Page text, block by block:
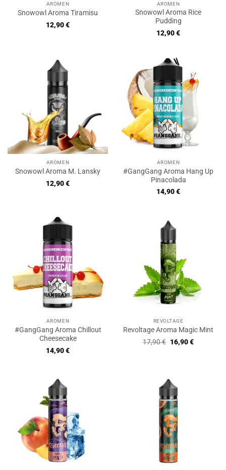
AROMEN
Snowowl Aroma Tiramisu
12,90€
AROMEN
Snowowl Aroma Rice
Pudding
12,90€
AROMEN
Snowowl Aroma M. Lansky
12,90€
AROMEN
#GangGang Aroma Hang Up
Pinacolada
14,90€
AROMEN
#GangGang Aroma Chillout
Cheesecake
14,90€
REVOLTAGE
Revoltage Aroma Magic Mint
17,90€ Ursprünglicher
Preis
16,90€Aktueller